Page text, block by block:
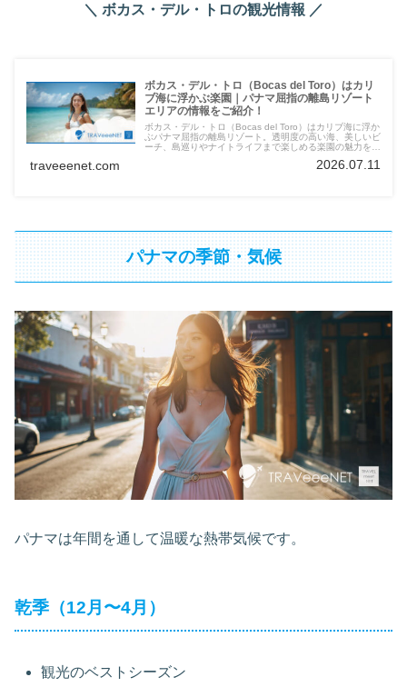
＼ ボカス・デル・トロの観光情報 ／
ボカス・デル・トロ（Bocas del Toro）はカリ
ブ海に浮かぶ楽園｜パナマ屈指の離島リゾート
エリアの情報をご紹介！
ボカス・デル・トロ（Bocas del Toro）はカリブ海に浮か
ぶパナマ屈指の離島リゾート。透明度の高い海、美しいビ
ーチ、島巡りやナイトライフまで楽しめる楽園の魅力を詳
traveeenet.com 2026.07.11
パナマの季節・気候
パナマは年間を通して温暖な熱帯気候です。
乾季（12月〜4月）
観光のベストシーズン